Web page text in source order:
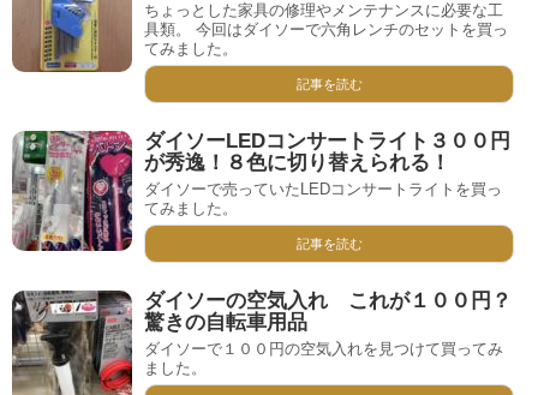
ちょっとした家具の修理やメンテナンスに必要な工
具類。 今回はダイソーで六角レンチのセットを買っ
てみました。
記事を読む
ダイソーLEDコンサートライト３００円
が秀逸！８色に切り替えられる！
ダイソーで売っていたLEDコンサートライトを買っ
てみました。
記事を読む
ダイソーの空気入れ これが１００円？
驚きの自転車用品
ダイソーで１００円の空気入れを見つけて買ってみ
ました。